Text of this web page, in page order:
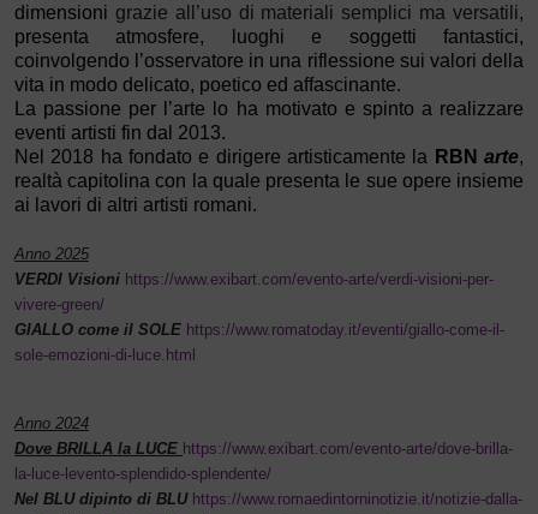
dimensioni grazie all’uso di materiali semplici ma versatili,
presenta atmosfere, luoghi e soggetti fantastici,
coinvolgendo l’osservatore in una riflessione sui valori della
vita in modo delicato, poetico ed affascinante.
La passione per l’arte lo ha motivato e spinto a realizzare
eventi artisti fin dal 2013.
Nel 2018 ha fondato e dirigere artisticamente la RBNarte,
realtà capitolina con la quale presenta le sue opere insieme
ai lavori di altri artisti romani.
Anno 2025
VERDI Visioni https://www.exibart.com/evento-arte/verdi-visioni-per-
vivere-green/
GIALLO come il SOLE https://www.romatoday.it/eventi/giallo-come-il-
sole-emozioni-di-luce.html
Anno 2024
Dove BRILLA la LUCE https://www.exibart.com/evento-arte/dove-brilla-
la-luce-levento-splendido-splendente/
Nel BLU dipinto di BLU https://www.romaedintorninotizie.it/notizie-dalla-